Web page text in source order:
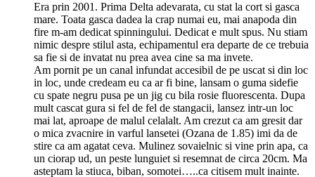
Era prin 2001. Prima Delta adevarata, cu stat la cort si gasca
mare. Toata gasca dadea la crap numai eu, mai anapoda din
fire m-am dedicat spinningului. Dedicat e mult spus. Nu stiam
nimic despre stilul asta, echipamentul era departe de ce trebuia
sa fie si de invatat nu prea avea cine sa ma invete.
Am pornit pe un canal infundat accesibil de pe uscat si din loc
in loc, unde credeam eu ca ar fi bine, lansam o guma sidefie
cu spate negru pusa pe un jig cu bila rosie fluorescenta. Dupa
mult cascat gura si fel de fel de stangacii, lansez intr-un loc
mai lat, aproape de malul celalalt. Am crezut ca am gresit dar
o mica zvacnire in varful lansetei (Ozana de 1.85) imi da de
stire ca am agatat ceva. Mulinez sovaielnic si vine prin apa, ca
un ciorap ud, un peste lunguiet si resemnat de circa 20cm. Ma
asteptam la stiuca, biban, somotei…..ca citisem mult inainte.